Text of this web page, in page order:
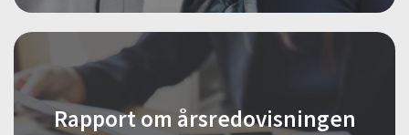
Rapport om årsredovisningen